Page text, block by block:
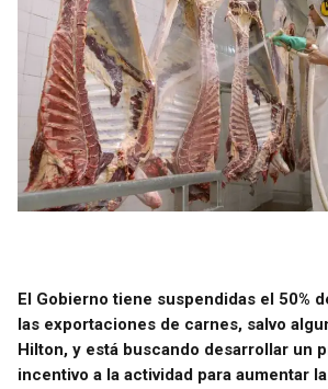
El Gobierno tiene suspendidas el 50%
las exportaciones de carnes, salvo
Hilton, y está buscando desarrollar un
incentivo a la actividad para aumentar